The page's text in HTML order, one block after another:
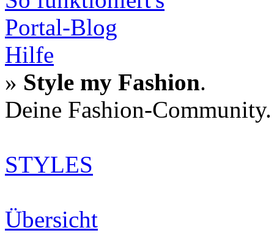
Portal-Blog
Hilfe
» Style my Fashion.
Deine Fashion-
STYLES
Übersicht